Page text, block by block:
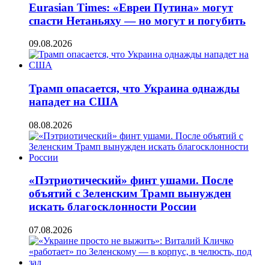
Eurasian Times: «Евреи Путина» могут
спасти Нетаньяху — но могут и погубить
09.08.2026
Трамп опасается, что Украина однажды
нападет на США
08.08.2026
«Пэтриотический» финт ушами. После
объятий с Зеленским Трамп вынужден
искать благосклонности России
07.08.2026